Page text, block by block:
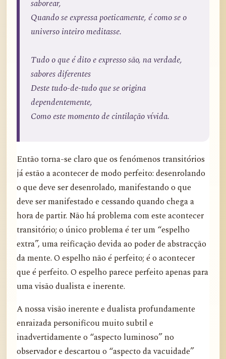
saborear,
Quando se expressa poeticamente, é como se o
universo inteiro meditasse.
Tudo o que é dito e expresso são, na verdade,
sabores diferentes
Deste tudo-de-tudo que se origina
dependentemente,
Como este momento de cintilação vívida.
Então torna-se claro que os fenómenos transitórios
já estão a acontecer de modo perfeito: desenrolando
o que deve ser desenrolado, manifestando o que
deve ser manifestado e cessando quando chega a
hora de partir. Não há problema com este acontecer
transitório; o único problema é ter um “espelho
extra”, uma reificação devida ao poder de abstracção
da mente. O espelho não é perfeito; é o acontecer
que é perfeito. O espelho parece perfeito apenas para
uma visão dualista e inerente.
A nossa visão inerente e dualista profundamente
enraizada personificou muito subtil e
inadvertidamente o “aspecto luminoso” no
observador e descartou o “aspecto da vacuidade”